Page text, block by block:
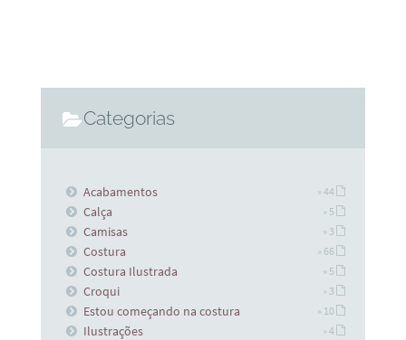
Categorias
Acabamentos » 44
Calça » 5
Camisas » 3
Costura » 66
Costura Ilustrada » 5
Croqui » 3
Estou começando na costura » 10
Ilustrações » 4